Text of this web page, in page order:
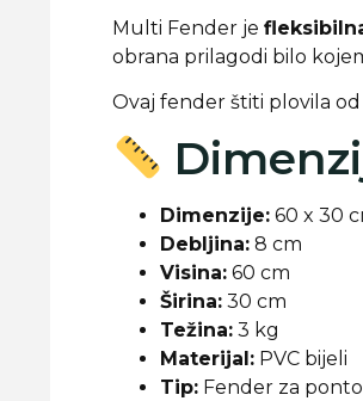
Multi Fender je
obrana prilagodi bilo
Ovaj fender štiti plovila
Dimenzije: 60 x 30
Debljina: 8 cm
Visina: 60 cm
Širina: 30 cm
Težina: 3 kg
Materijal: PVC bijeli
Tip: Fender za